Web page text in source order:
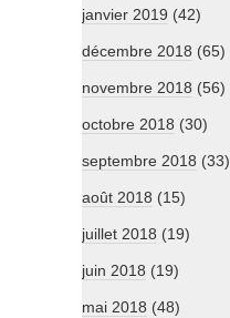
janvier 2019 (42)
décembre 2018 (65)
novembre 2018 (56)
octobre 2018 (30)
septembre 2018 (33)
août 2018 (15)
juillet 2018 (19)
juin 2018 (19)
mai 2018 (48)